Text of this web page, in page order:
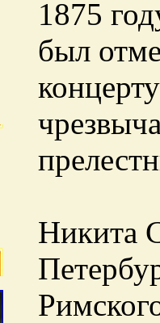
1875
был
Никита